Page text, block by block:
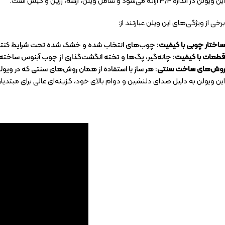
برخی از ویژگی‌های این ویلن عبارتند از:
ساختار چوبی با کیفیت: چوب‌های انتخاب شده و خشک شده تحت شرایط
قطعات با کیفیت: چانه‌گیر، پگ‌ها و تخته انگشت‌گذاری از چوب آبنوس
روش‌های ساخت سنتی: هر ساز با استفاده از همان روش‌های سنتی که در
این ویولن به دلیل صدای دلنشین و دوام بالای خود، گزینه‌ای عالی برای